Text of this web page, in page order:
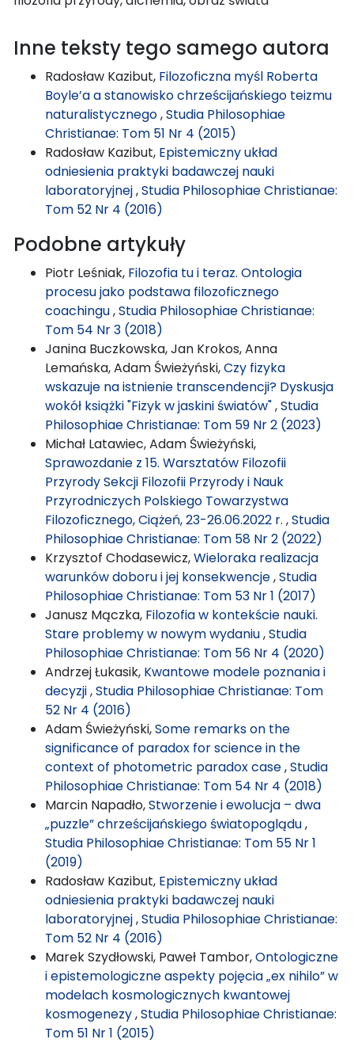
Inne teksty tego samego autora
Radosław Kazibut, Filozoficzna myśl Roberta
Boyle’a a stanowisko chrześcijańskiego teizmu
naturalistycznego,Studia Philosophiae
Christianae: Tom 51 Nr 4 (2015)
Radosław Kazibut, Epistemiczny układ
odniesienia praktyki badawczej nauki
laboratoryjnej,Studia Philosophiae Christianae:
Tom 52 Nr 4 (2016)
Podobne artykuły
Piotr Leśniak, Filozofia tu i teraz. Ontologia
procesu jako podstawa filozoficznego
coachingu,Studia Philosophiae Christianae:
Tom 54 Nr 3 (2018)
Janina Buczkowska, Jan Krokos, Anna
Lemańska, Adam Świeżyński,Czy fizyka
wskazuje na istnienie transcendencji? Dyskusja
wokół książki "Fizyk w jaskini światów",Studia
Philosophiae Christianae: Tom 59 Nr 2 (2023)
Michał Latawiec, Adam Świeżyński,
Sprawozdanie z 15. Warsztatów Filozofii
Przyrody Sekcji Filozofii Przyrody i Nauk
Przyrodniczych Polskiego Towarzystwa
Filozoficznego, Ciążeń, 23-26.06.2022 r. ,Studia
Philosophiae Christianae: Tom 58 Nr 2 (2022)
Krzysztof Chodasewicz,Wieloraka realizacja
warunków doboru i jej konsekwencje,Studia
Philosophiae Christianae: Tom 53 Nr 1 (2017)
Janusz Mączka, Filozofia w kontekście nauki.
Stare problemy w nowym wydaniu,Studia
Philosophiae Christianae: Tom 56 Nr 4 (2020)
Andrzej Łukasik, Kwantowe modele poznania i
decyzji,Studia Philosophiae Christianae: Tom
52 Nr 4 (2016)
Adam Świeżyński,Some remarks on the
significance of paradox for science in the
context of photometric paradox case,Studia
Philosophiae Christianae: Tom 54 Nr 4 (2018)
Marcin Napadło,Stworzenie i ewolucja – dwa
„puzzle” chrześcijańskiego światopoglądu,
Studia Philosophiae Christianae: Tom 55 Nr 1
(2019)
Radosław Kazibut, Epistemiczny układ
odniesienia praktyki badawczej nauki
laboratoryjnej,Studia Philosophiae Christianae:
Tom 52 Nr 4 (2016)
Marek Szydłowski, Paweł Tambor,Ontologiczne
i epistemologiczne aspekty pojęcia „ex nihilo” w
modelach kosmologicznych kwantowej
kosmogenezy,Studia Philosophiae Christianae:
Tom 51 Nr 1 (2015)